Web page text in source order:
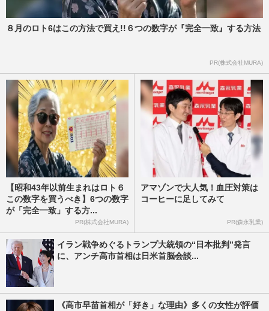
８月のロト6はこの方法で買え!!６つの数字が『完全一致』する方法
PR(株式会社MURA)
【昭和43年以前生まれはロト６
この数字を買うべき】6つの数字
が「完全一致」する方...
PR(株式会社MURA)
アマゾンで大人気！血圧対策は
コーヒーに足してみて
PR(森永乳業)
イラン戦争めぐるトランプ大統領の“日本批判”発言
に、アンチ高市首相は日米首脳会談...
《高市早苗首相が「好き」な理由》多くの女性が評価